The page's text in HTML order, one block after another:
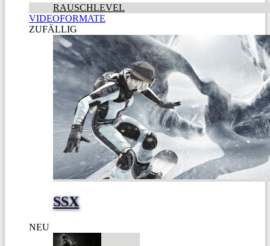
RAUSCHLEVEL
VIDEOFORMATE
ZUFÄLLIG
SSX
NEU